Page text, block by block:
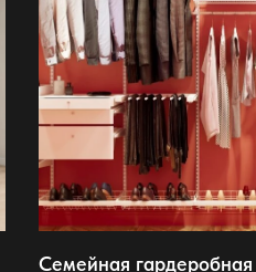
Семейная